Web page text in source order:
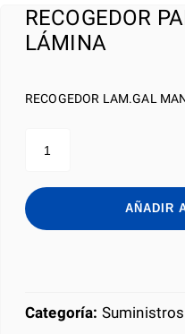
RECOGEDOR
LÁMINA
RECOGEDOR LAM.GAL
PARA
DE
LÁMINA
cantidad
AÑADIR
Categoría: